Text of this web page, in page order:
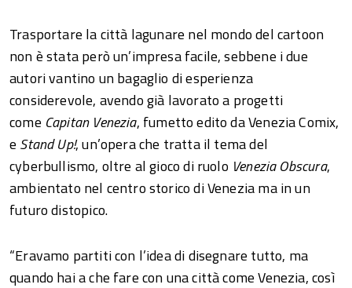
Trasportare la città lagunare nel mondo del cartoon
non è stata però un’impresa facile, sebbene i due
autori vantino un bagaglio di esperienza
considerevole, avendo già lavorato a progetti
come Capitan Venezia, fumetto edito da Venezia Comix,
e Stand Up!, un’opera che tratta il tema del
cyberbullismo, oltre al gioco di ruolo Venezia Obscura,
ambientato nel centro storico di Venezia ma in un
futuro distopico.
“Eravamo partiti con l’idea di disegnare tutto, ma
quando hai a che fare con una città come Venezia, così